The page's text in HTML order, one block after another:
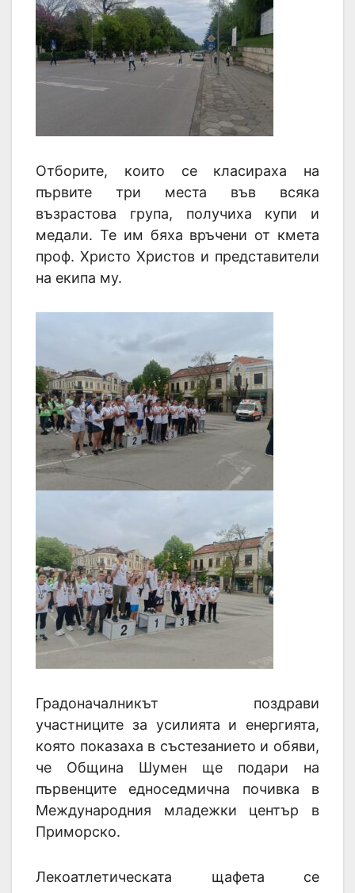
Отборите, които се класираха на
първите три места във всяка
възрастова група, получиха купи и
медали. Те им бяха връчени от кмета
проф. Христо Христов и представители
на екипа му.
Градоначалникът поздрави
участниците за усилията и енергията,
която показаха в състезанието и обяви,
че Община Шумен ще подари на
първенците едноседмична почивка в
Международния младежки център в
Приморско.
Лекоатлетическата щафета се